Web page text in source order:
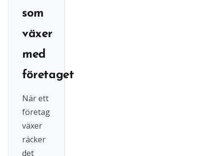
som
växer
med
företaget
När ett
företag
växer
räcker
det